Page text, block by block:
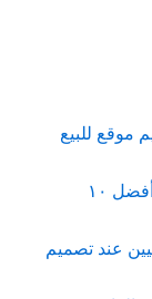
للبيع
تريكات مهمة تضمن لك النجاح من أفضل ١٠
عند تصميم